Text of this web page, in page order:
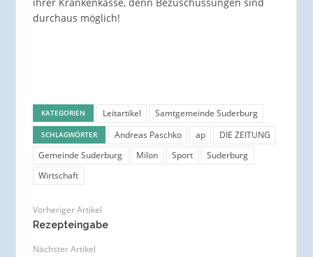
durchaus möglich!
KATEGORIEN Leitartikel Samtgemeinde Suderburg
SCHLAGWÖRTER Andreas Paschko ap
DIE ZEITUNG
Gemeinde Suderburg
Milon Sport
Suderburg
Wirtschaft
Vorheriger Artikel
Rezepteingabe
Nächster Artikel